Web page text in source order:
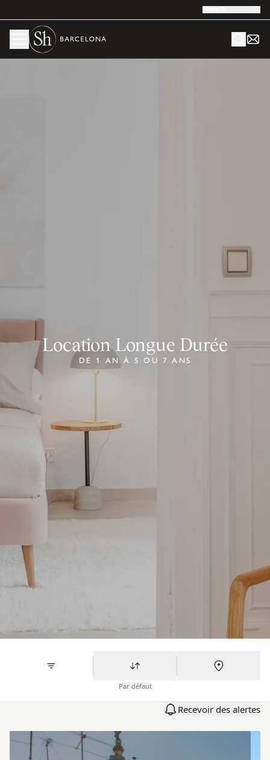
French
Location Longue Durée
DE 1 AN À 5 OU 7 ANS
Par défaut
Recevoir des alertes